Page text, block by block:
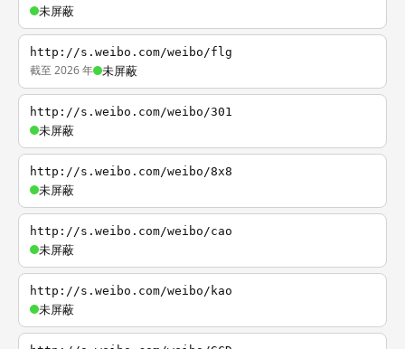
未屏蔽
http://s.weibo.com/weibo/flg
截至 2026 年 未屏蔽
http://s.weibo.com/weibo/301
未屏蔽
http://s.weibo.com/weibo/8x8
未屏蔽
http://s.weibo.com/weibo/cao
未屏蔽
http://s.weibo.com/weibo/kao
未屏蔽